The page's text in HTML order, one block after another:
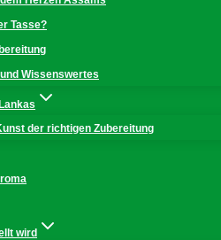
Tasse?
Wissenswertes
der richtigen Zubereitung
wird